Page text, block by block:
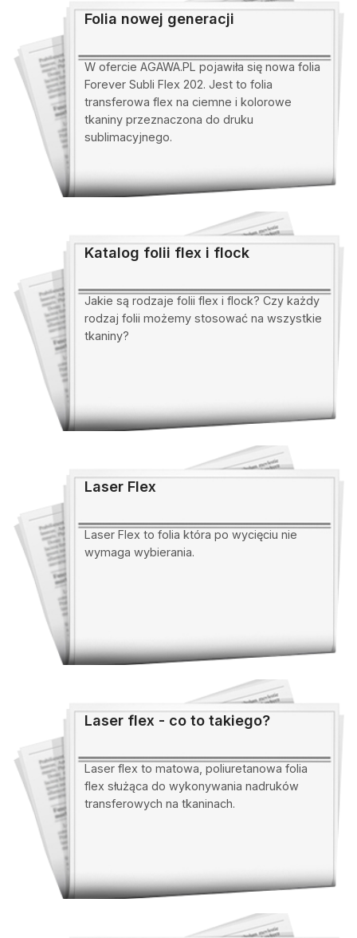
Folia nowej generacji
W ofercie AGAWA.PL pojawiła się nowa folia
Forever Subli Flex 202. Jest to folia
transferowa flex na ciemne i kolorowe
tkaniny przeznaczona do druku
sublimacyjnego.
Katalog folii flex i flock
Jakie są rodzaje folii flex i flock? Czy każdy
rodzaj folii możemy stosować na wszystkie
tkaniny?
Laser Flex
Laser Flex to folia która po wycięciu nie
wymaga wybierania.
Laser flex - co to takiego?
Laser flex to matowa, poliuretanowa folia
flex służąca do wykonywania nadruków
transferowych na tkaninach.